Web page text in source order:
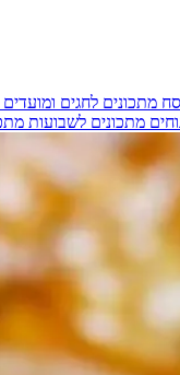
מתכונים לחגים ומועדים
מתכונים לשבועות